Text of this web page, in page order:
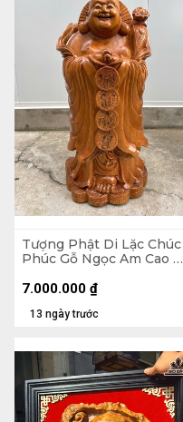
Tượng Phật Di Lặc Chúc
Phúc Gỗ Ngọc Am Cao 90
13 ngày trước
7.000.000 ₫